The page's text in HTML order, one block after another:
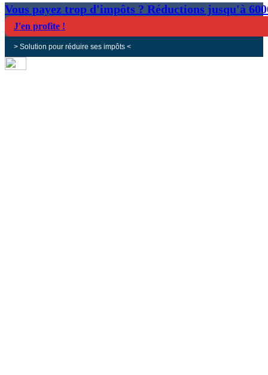
Vous payez trop d'impôts ? Réductions jusqu'à
J'en profite !
> Solution pour réduire ses impôts <